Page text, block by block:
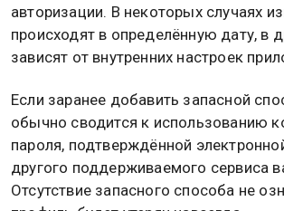
авторизации. В некоторых случаях
происходят в определённую дату, в
зависят от внутренних настроек
Если заранее добавить запасной
обычно сводится к использованию
пароля, подтверждённой
другого поддерживаемого сервиса
Отсутствие запасного способа не